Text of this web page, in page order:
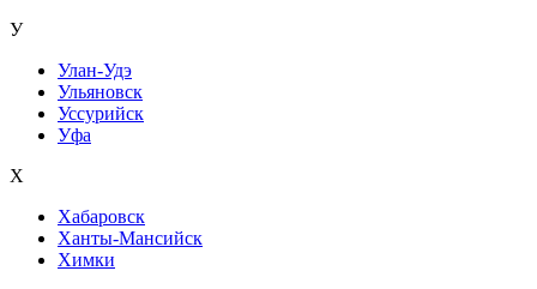
У
Улан-Удэ
Ульяновск
Уссурийск
Уфа
Х
Хабаровск
Ханты-Мансийск
Химки